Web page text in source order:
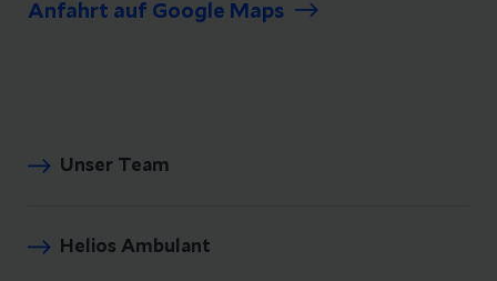
Anfahrt auf Google Maps
Unser Team
Helios Ambulant